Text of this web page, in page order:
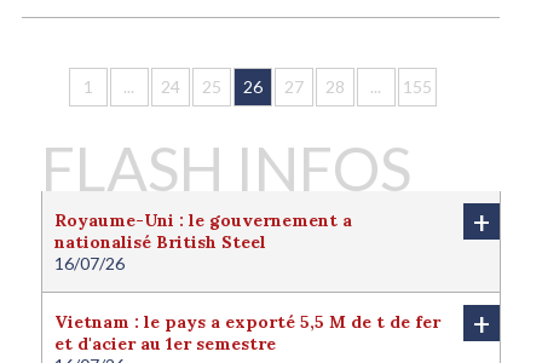
1 ... 24 25 26 27 28 ... 155
FLASH INFOS
Royaume-Uni : le gouvernement a
nationalisé British Steel
16/07/26
+
Le Royaume-Uni a nationalisé British Steel afin de
protéger l'avenir de la filière sidérurgique locale.
Londres juge cette nationalisation nécessaire pour
protéger l'intérêt national du pays. Le
Vietnam : le pays a exporté 5,5 M de t de fer
et d'acier au 1er semestre
+